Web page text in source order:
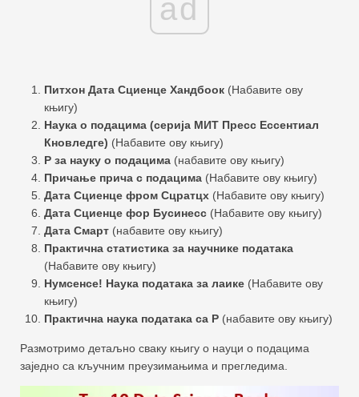
ad
Питхон Дата Сциенце Хандбоок (Набавите ову
књигу)
Наука о подацима (серија МИТ Пресс Ессентиал
Кновледге) (Набавите ову књигу)
Р за науку о подацима (набавите ову књигу)
Причање прича с подацима (Набавите ову књигу)
Дата Сциенце фром Сцратцх (Набавите ову књигу)
Дата Сциенце фор Бусинесс (Набавите ову књигу)
Дата Смарт (набавите ову књигу)
Практична статистика за научнике података
(Набавите ову књигу)
Нумсенсе! Наука података за лаике (Набавите ову
књигу)
Практична наука података са Р (набавите ову књигу)
Размотримо детаљно сваку књигу о науци о подацима
заједно са кључним преузимањима и прегледима.